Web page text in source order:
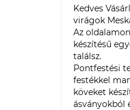
Kedves
virágok
Az
készítésű
találsz.
Pontfestési
festékkel
köveket
ásványokból